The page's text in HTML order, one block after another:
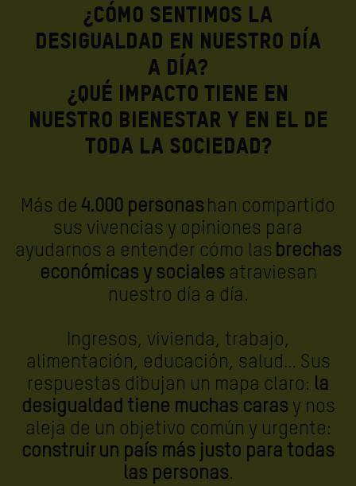
¿CÓMO SENTIMOS LA
DESIGUALDAD EN NUESTRO DÍA
A DÍA?
¿QUÉ IMPACTO TIENE EN
NUESTRO BIENESTAR Y EN EL DE
TODA LA SOCIEDAD?
Más de 4.000 personas han compartido
sus vivencias y opiniones para
ayudarnos a entender cómo las brechas
económicas y sociales atraviesan
nuestro día a día.
Ingresos, vivienda, trabajo,
alimentación, educación, salud… Sus
respuestas dibujan un mapa claro: la
desigualdad tiene muchas caras y nos
aleja de un objetivo común y urgente:
construir un país más justo para todas
las personas.